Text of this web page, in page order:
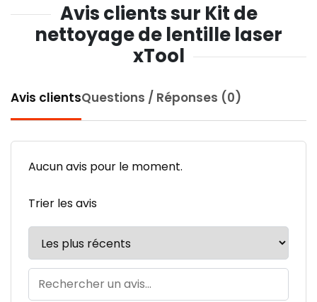
Avis clients sur Kit de
nettoyage de lentille laser
xTool
Avis clientsQuestions / Réponses (0)
Aucun avis pour le moment.
Trier les avis